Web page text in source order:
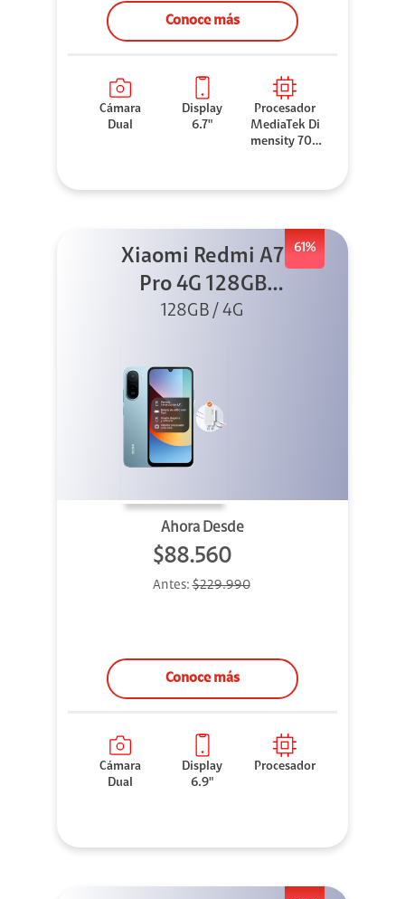
Conoce más
Cámara
Dual
Display
6.7"
Procesador
MediaTek Di
mensity 706
61%
Xiaomi Redmi A7
Pro 4G 128GB
Azul + Cargador
128GB / 4G
Ahora Desde
$88.560
Antes:$229.990
Conoce más
Cámara
Dual
Display
6.9"
Procesador